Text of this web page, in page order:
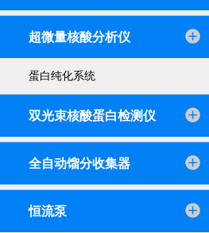
超微量核酸分析仪
蛋白纯化系统
双光束核酸蛋白检测仪
全自动馏分收集器
恒流泵